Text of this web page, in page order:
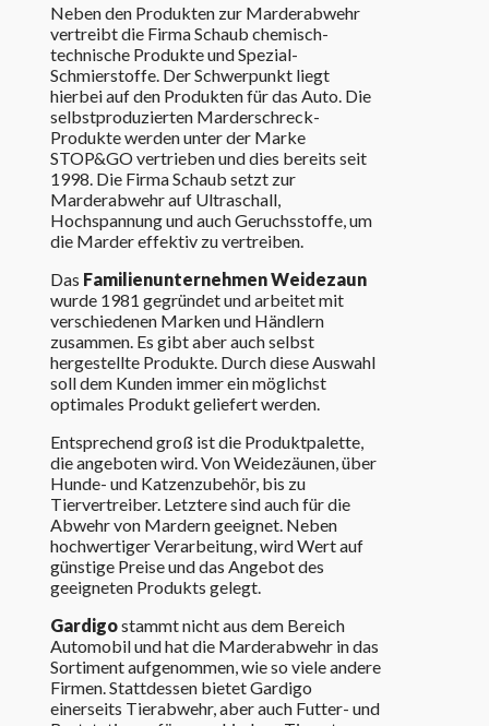
Neben den Produkten zur Marderabwehr
vertreibt die Firma Schaub chemisch-
technische Produkte und Spezial-
Schmierstoffe. Der Schwerpunkt liegt
hierbei auf den Produkten für das Auto. Die
selbstproduzierten Marderschreck-
Produkte werden unter der Marke
STOP&GO vertrieben und dies bereits seit
1998. Die Firma Schaub setzt zur
Marderabwehr auf Ultraschall,
Hochspannung und auch Geruchsstoffe, um
die Marder effektiv zu vertreiben.
Das Familienunternehmen Weidezaun
wurde 1981 gegründet und arbeitet mit
verschiedenen Marken und Händlern
zusammen. Es gibt aber auch selbst
hergestellte Produkte. Durch diese Auswahl
soll dem Kunden immer ein möglichst
optimales Produkt geliefert werden.
Entsprechend groß ist die Produktpalette,
die angeboten wird. Von Weidezäunen, über
Hunde- und Katzenzubehör, bis zu
Tiervertreiber. Letztere sind auch für die
Abwehr von Mardern geeignet. Neben
hochwertiger Verarbeitung, wird Wert auf
günstige Preise und das Angebot des
geeigneten Produkts gelegt.
Gardigostammt nicht aus dem Bereich
Automobil und hat die Marderabwehr in das
Sortiment aufgenommen, wie so viele andere
Firmen. Stattdessen bietet Gardigo
einerseits Tierabwehr, aber auch Futter- und